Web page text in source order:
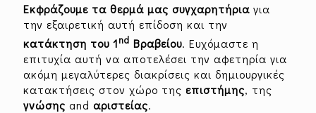
Εκφράζουμε τα θερμά μας συγχαρητήρια για
την εξαιρετική αυτή επίδοση και την
κατάκτηση του 1nd Βραβείου. Ευχόμαστε η
επιτυχία αυτή να αποτελέσει την αφετηρία για
ακόμη μεγαλύτερες διακρίσεις και δημιουργικές
κατακτήσεις στον χώρο της επιστήμης, της
γνώσης and αριστείας.